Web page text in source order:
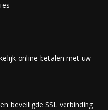
online betalen met uw
beveiligde SSL verbinding